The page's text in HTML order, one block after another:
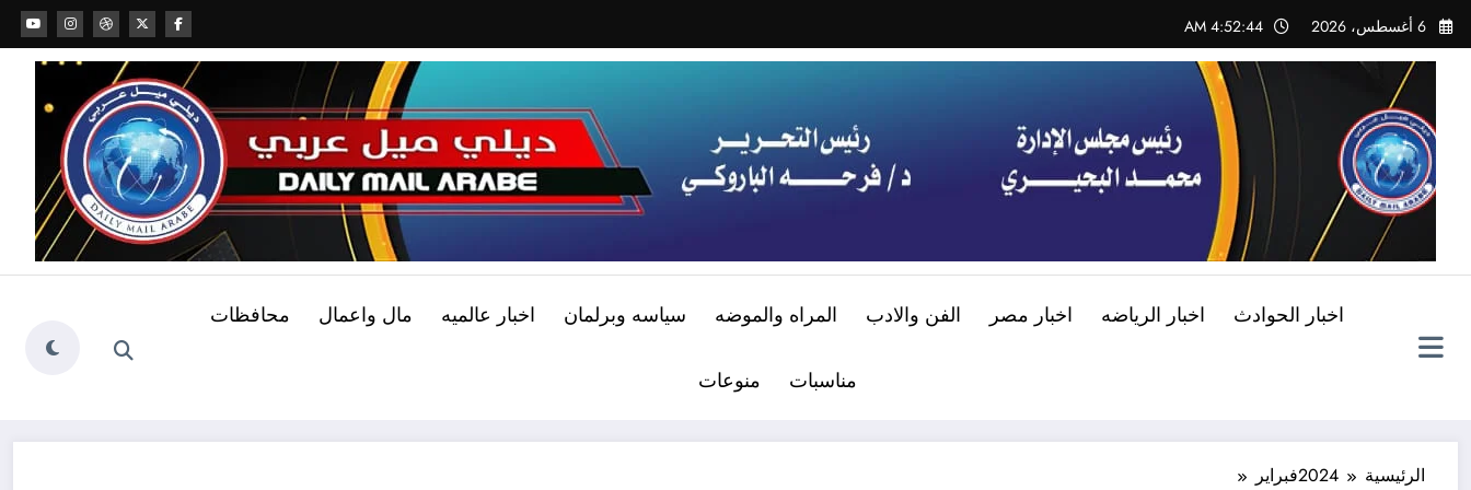
التجاوز
إلى
المحتوى
6 أغسطس، 2026 4:52:45 AM
اخبار الحوادث اخبار الرياضه اخبار مصر الفن والادب المراه والموضه سياسه وبرلمان اخبار عالميه مال واعمال محافظات
مناسبات منوعات
الرئيسية 2024فبراير